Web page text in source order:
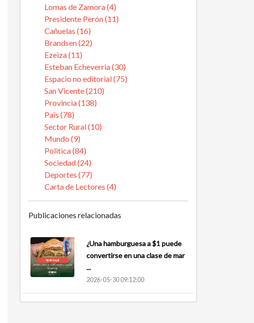
Lomas de Zamora (4)
Presidente Perón (11)
Cañuelas (16)
Brandsen (22)
Ezeiza (11)
Esteban Echeverria (30)
Espacio no editorial (75)
San Vicente (210)
Provincia (138)
Pais (78)
Sector Rural (10)
Mundo (9)
Politica (84)
Sociedad (24)
Deportes (77)
Carta de Lectores (4)
Publicaciones relacionadas
¿Una hamburguesa a $1 puede
convertirse en una clase de mar
...
2026-05-30 09:12:00